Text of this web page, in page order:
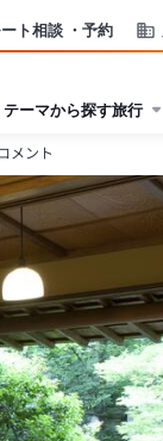
ート相談 ・予約
テーマから探す旅行
メント